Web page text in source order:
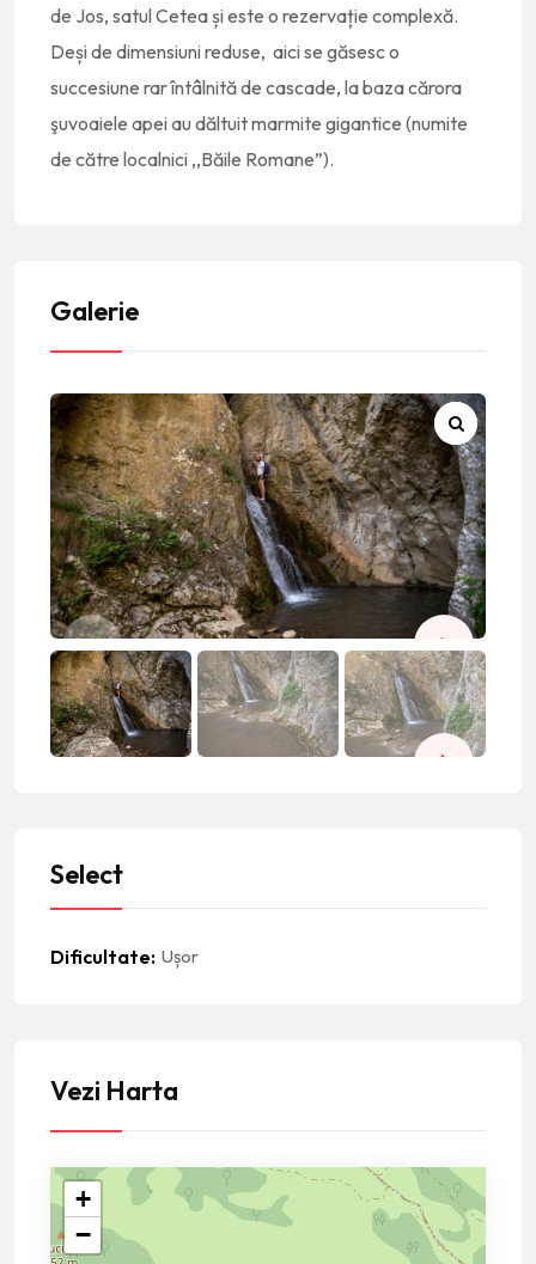
de Jos, satul Cetea și este o rezervație complexă.
Deși de dimensiuni reduse, aici se găsesc o
succesiune rar întâlnită de cascade, la baza cărora
şuvoaiele apei au dăltuit marmite gigantice (numite
de către localnici ,,Băile Romane”).
Galerie
Select
Dificultate Ușor
Vezi Harta
+
−